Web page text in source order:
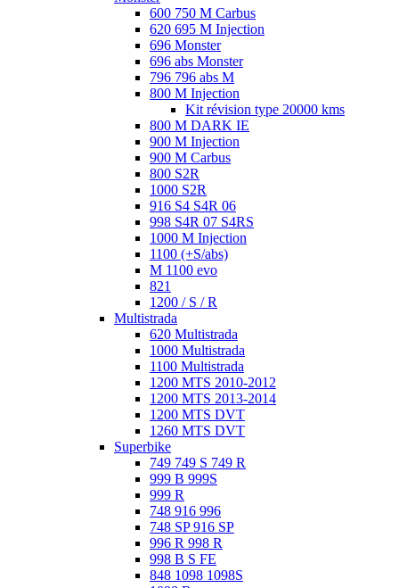
600 750 M Carbus
620 695 M Injection
696 Monster
696 abs Monster
796 796 abs M
800 M Injection
Kit révision type 20000 kms
800 M DARK IE
900 M Injection
900 M Carbus
800 S2R
1000 S2R
916 S4 S4R 06
998 S4R 07 S4RS
1000 M Injection
1100 (+S/abs)
M 1100 evo
821
1200 / S / R
Multistrada
620 Multistrada
1000 Multistrada
1100 Multistrada
1200 MTS 2010-2012
1200 MTS 2013-2014
1200 MTS DVT
1260 MTS DVT
Superbike
749 749 S 749 R
999 B 999S
999 R
748 916 996
748 SP 916 SP
996 R 998 R
998 B S FE
848 1098 1098S